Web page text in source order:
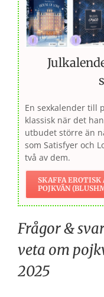
En sexkalender till
klassisk när det
utbudet större än
som Satisfyer och
två av dem.
SKAFFA
POJKVÄN
Frågor &
veta om
2025